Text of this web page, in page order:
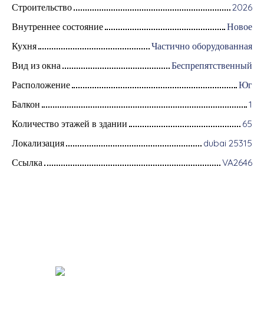
Строительство
2026
Внутреннее состояние
Новое
Кухня
Частично оборудованная
Вид из окна
Беспрепятственный
Расположение
Юг
Балкон
1
Количество этажей в здании
65
Локализация
dubai 25315
Ссылка
VA2646